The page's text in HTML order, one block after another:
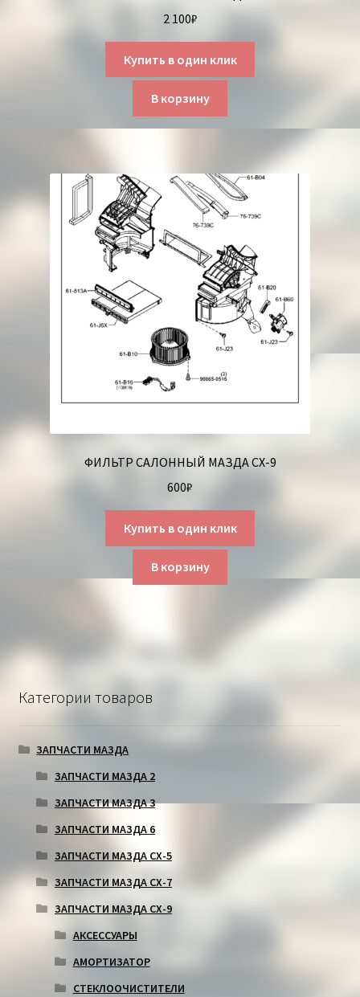
2 100₽
Купить в один клик
В корзину
ФИЛЬТР САЛОННЫЙ МАЗДА СХ-9
600₽
Купить в один клик
В корзину
Категории товаров
ЗАПЧАСТИ МАЗДА
ЗАПЧАСТИ МАЗДА 2
ЗАПЧАСТИ МАЗДА 3
ЗАПЧАСТИ МАЗДА 6
ЗАПЧАСТИ МАЗДА СХ-5
ЗАПЧАСТИ МАЗДА СХ-7
ЗАПЧАСТИ МАЗДА СХ-9
АКСЕССУАРЫ
АМОРТИЗАТОР
СТЕКЛООЧИСТИТЕЛИ